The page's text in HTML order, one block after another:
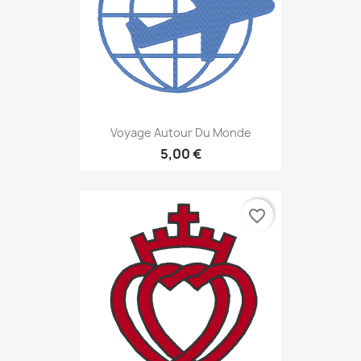
Voyage Autour Du Monde
5,00 €
favorite_border